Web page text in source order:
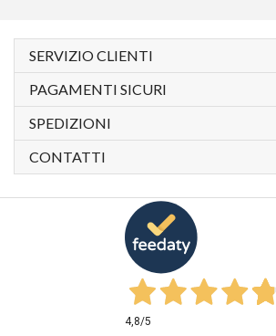
SERVIZIO CLIENTI
PAGAMENTI SICURI
SPEDIZIONI
CONTATTI
4,8/5